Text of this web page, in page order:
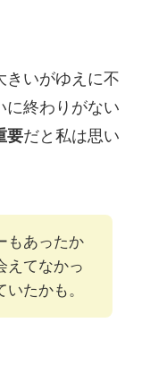
きいがゆえに不
に終わりがない
要だと私は思い
もあったか
えてなかっ
たかも。